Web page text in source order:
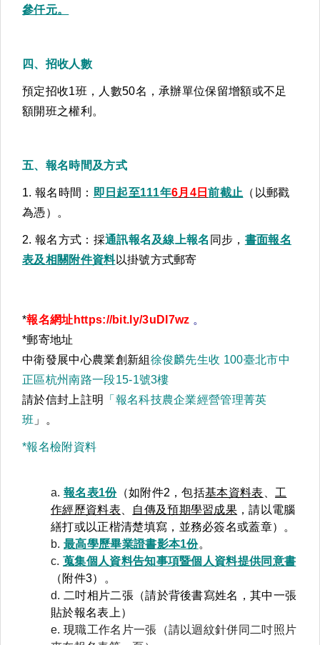
參仟元。
四、招收人數
預定招收1班，人數50名，承辦單位保留增額或不足
額開班之權利。
五、報名時間及方式
1. 報名時間： 即日起至111年6月 4 日前截止 （以郵戳
為憑）。
2. 報名方式：採通訊報名及線上報名 同步， 書面報名
表及相關附件資料以掛號方式郵寄
*報名網址 https://bit.ly/3uDI7wz 。
*郵寄地址
中衛發展中心農業創新組徐俊麟先生收 100臺北市中
正區杭州南路一段15-1號3樓
請於信封上註明
「報名科技農企業經營管理菁英
班 」。
*報名檢附資料
a. 報名表1份（如附件2，包括基本資料表
工
作經歷資料表
自傳及預期學習成果 ，請以電腦
繕打或以正楷清楚填寫，並務必簽名或蓋章）。
b. 最高學歷畢業證書影本1份。
c. 蒐集個人資料告知事項暨個人資料提供同意書
（附件3）。
d. 二吋相片二張（請於背後書寫姓名，其中一張
貼於報名表上）
e. 現職工作名片一張（請以迴紋針併同二吋照片